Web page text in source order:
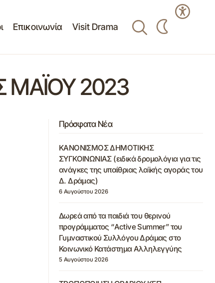
Επικοινωνία Visit Drama
2023
Πρόσφατα Νέα
ΚΑΝΟΝΙΣΜΟΣ ΔΗΜΟΤΙΚΗΣ
ΣΥΓΚΟΙΝΩΝΙΑΣ (ειδικά δρομολόγια για τις
ανάγκες της υπαίθριας λαϊκής αγοράς του
Δ. Δράμας)
6 Αυγούστου 2026
Δωρεά από τα παιδιά του θερινού
προγράμματος “Active Summer” του
Γυμναστικού Συλλόγου Δράμας στο
Κοινωνικό Κατάστημα Αλληλεγγύης
5 Αυγούστου 2026